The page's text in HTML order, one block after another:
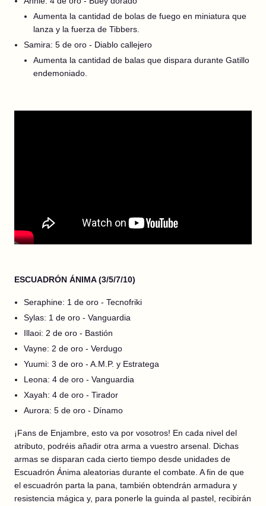
Aumenta la cantidad de bolas de fuego en miniatura que
lanza y la fuerza de Tibbers.
Samira: 5 de oro - Diablo callejero
Aumenta la cantidad de balas que dispara durante Gatillo
endemoniado.
ESCUADRÓN ÁNIMA (3/5/7/10)
Seraphine: 1 de oro - Tecnofriki
Sylas: 1 de oro - Vanguardia
Illaoi: 2 de oro - Bastión
Vayne: 2 de oro - Verdugo
Yuumi: 3 de oro - A.M.P. y Estratega
Leona: 4 de oro - Vanguardia
Xayah: 4 de oro - Tirador
Aurora: 5 de oro - Dínamo
¡Fans de Enjambre, esto va por vosotros! En cada nivel del
atributo, podréis añadir otra arma a vuestro arsenal. Dichas
armas se disparan cada cierto tiempo desde unidades de
Escuadrón Ánima aleatorias durante el combate. A fin de que
el escuadrón parta la pana, también obtendrán armadura y
resistencia mágica y, para ponerle la guinda al pastel, recibirán